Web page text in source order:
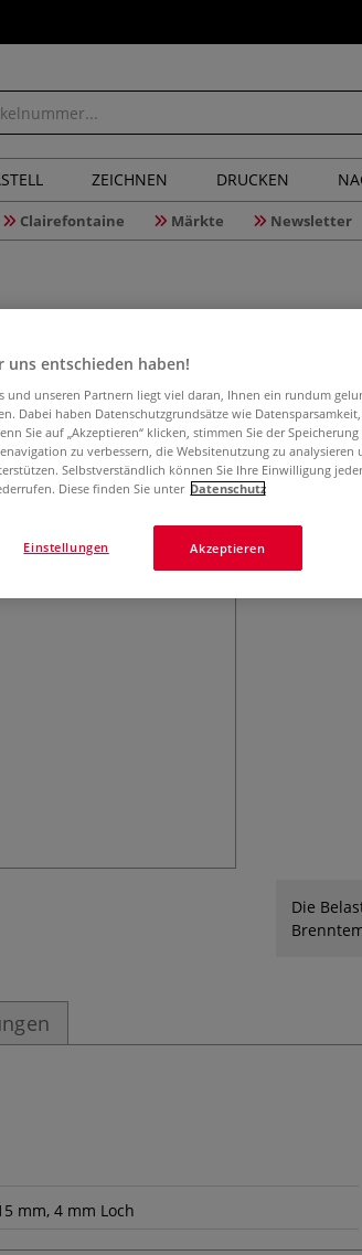
ZEICHNEN DRUCKEN
Clairefontaine Märkte Newsletter
Das
Die
mm, 4 mm Loch
uns entschieden haben!
und unseren Partnern liegt viel daran, Ihnen ein rundum
Dabei haben Datenschutzgrundsätze wie
Sie auf „Akzeptieren“ klicken, stimmen Sie der
zu verbessern, die Websitenutzung zu analysieren
Selbstverständlich können Sie Ihre Einwilligung
Diese finden Sie unter Datenschutz
Akzeptieren
Einstellungen